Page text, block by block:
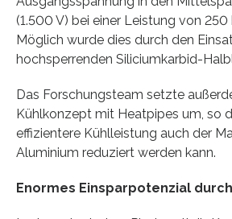
(1.500 V) bei einer Leistung von 250
Möglich wurde dies durch den
hochsperrenden Siliciumkarbid-
Das Forschungsteam setzte
Kühlkonzept mit Heatpipes um, so
effizientere Kühlleistung auch der
Aluminium reduziert werden kann.
Enormes Einsparpotenzial